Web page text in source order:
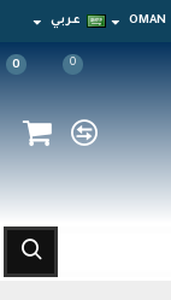
OMAN عربي
0
0